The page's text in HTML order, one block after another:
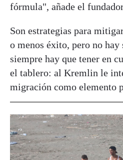
fórmula", añade el
Son estrategias para
o menos éxito, pero no
siempre hay que tener en
el tablero: al Kremlin le
migración como elemento